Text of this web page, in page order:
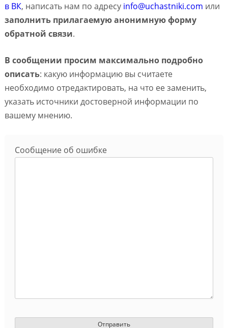
в ВК, написать нам по адресу info@uchastniki.com или
заполнить прилагаемую анонимную форму
обратной связи.
В сообщении просим максимально подробно
описать: какую информацию вы считаете
необходимо отредактировать, на что ее заменить,
указать источники достоверной информации по
вашему мнению.
Сообщение об ошибке